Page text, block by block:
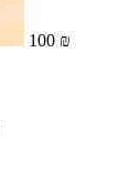
100 ₪